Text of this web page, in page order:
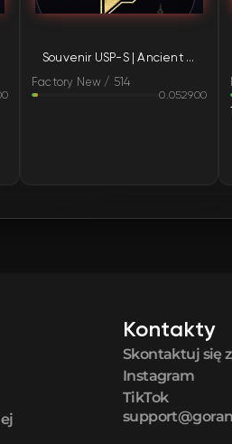
Souvenir USP-S | Ancient Visions (Factory New)
Factory New / 514
0.052900
Kontakty
Skontaktuj się
Instagram
TikTok